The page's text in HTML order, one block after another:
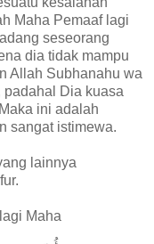
Maha Pemaaf lagi
seseorang
dia tidak mampu
Allah Subhanahu wa
padahal Dia kuasa
ini adalah
sangat istimewa.
lainnya
Maha